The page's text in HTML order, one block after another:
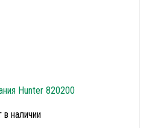
Hunter 820200
в наличии